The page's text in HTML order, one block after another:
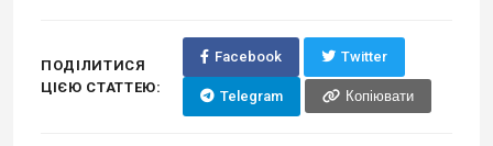
ПОДІЛИТИСЯ
ЦІЄЮ СТАТТЕЮ:
Facebook Twitter
Telegram Копіювати